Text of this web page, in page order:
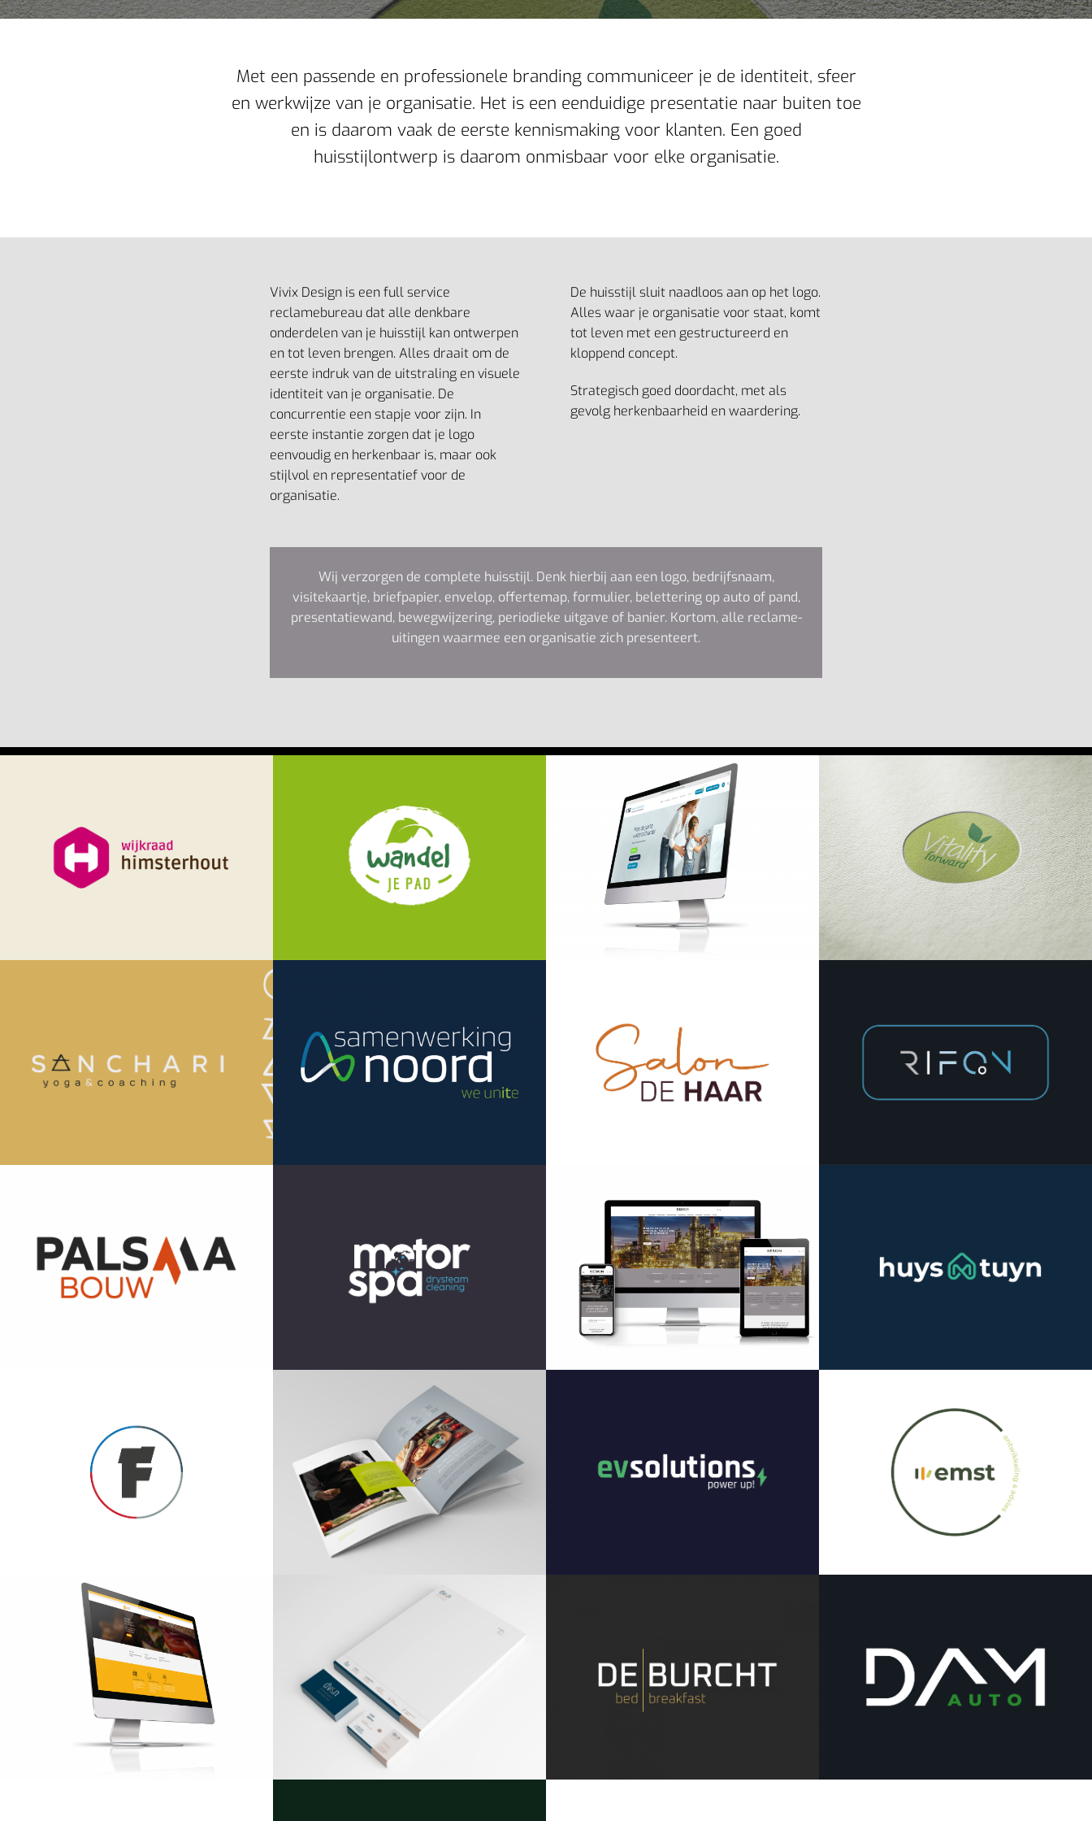
Met een passende en professionele branding communiceer je de identiteit, sfeer
en werkwijze van je organisatie. Het is een eenduidige presentatie naar buiten toe
en is daarom vaak de eerste kennismaking voor klanten. Een goed
huisstijlontwerp is daarom onmisbaar voor elke organisatie.
Vivix Design is een full service
reclamebureau dat alle denkbare
onderdelen van je huisstijl kan ontwerpen
en tot leven brengen. Alles draait om de
eerste indruk van de uitstraling en visuele
identiteit van je organisatie. De
concurrentie een stapje voor zijn. In
eerste instantie zorgen dat je logo
eenvoudig en herkenbaar is, maar ook
stijlvol en representatief voor de
organisatie.
De huisstijl sluit naadloos aan op het logo.
Alles waar je organisatie voor staat, komt
tot leven met een gestructureerd en
kloppend concept.
Strategisch goed doordacht, met als
gevolg herkenbaarheid en waardering.
Wij verzorgen de complete huisstijl. Denk hierbij aan een logo, bedrijfsnaam,
visitekaartje, briefpapier, envelop, offertemap, formulier, belettering op auto of pand,
presentatiewand, bewegwijzering, periodieke uitgave of banier. Kortom, alle reclame-
uitingen waarmee een organisatie zich presenteert.